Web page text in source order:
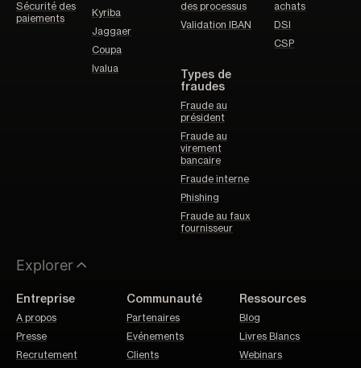
Sécurité des
paiements
Kyriba
Jaggaer
Coupa
Ivalua
des processus
Validation IBAN
achats
DSI
CSP
Types de
fraudes
Fraude au
président
Fraude au
virement
bancaire
Fraude interne
Phishing
Fraude au faux
fournisseur
Explorer
Entreprise
A propos
Presse
Recrutement
Communauté
Partenaires
Evénements
Clients
Ressources
Blog
Livres Blancs
Webinars